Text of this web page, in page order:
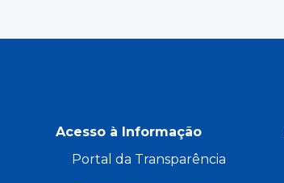
Acesso à Informação
Portal da Transparência